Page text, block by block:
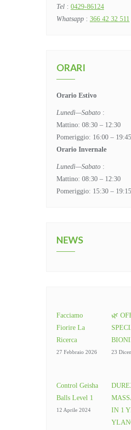
Tel : 0429-86124
Whatsapp : 366 42 32 511
ORARI
Orario Estivo
Lunedì—Sabato :
Mattino: 08:30 – 12:30
Pomeriggio: 16:00 – 19:45
Orario Invernale
Lunedì—Sabato :
Mattino: 08:30 – 12:30
Pomeriggio: 15:30 – 19:15
NEWS
Facciamo
Fiorire La
Ricerca
27 Febbraio 2026
🌿
23
Control Geisha
Balls Level 1
12 Aprile 2024
IN 1